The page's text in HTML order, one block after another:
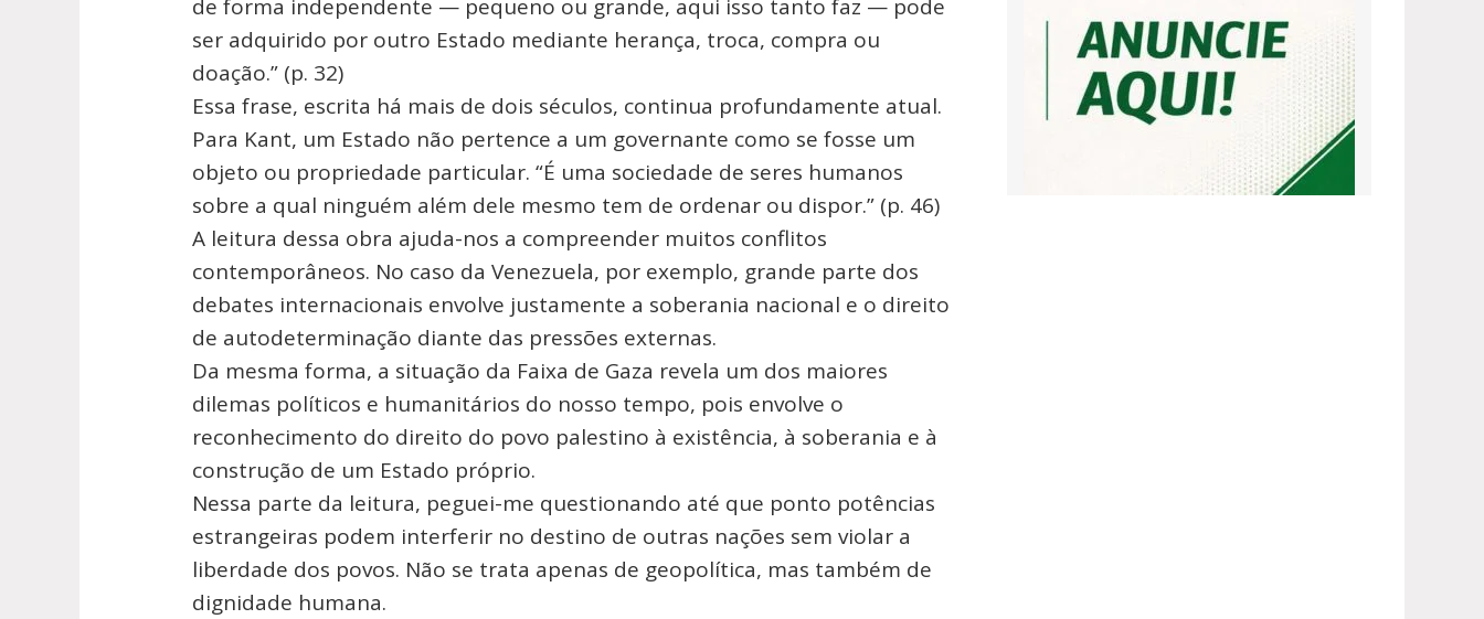
de forma independente — pequeno ou grande, aqui isso tanto faz — pode
ser adquirido por outro Estado mediante herança, troca, compra ou
doação.” (p. 32)
Essa frase, escrita há mais de dois séculos, continua profundamente atual.
Para Kant, um Estado não pertence a um governante como se fosse um
objeto ou propriedade particular. “É uma sociedade de seres humanos
sobre a qual ninguém além dele mesmo tem de ordenar ou dispor.” (p. 46)
A leitura dessa obra ajuda-nos a compreender muitos conflitos
contemporâneos. No caso da Venezuela, por exemplo, grande parte dos
debates internacionais envolve justamente a soberania nacional e o direito
de autodeterminação diante das pressões externas.
Da mesma forma, a situação da Faixa de Gaza revela um dos maiores
dilemas políticos e humanitários do nosso tempo, pois envolve o
reconhecimento do direito do povo palestino à existência, à soberania e à
construção de um Estado próprio.
Nessa parte da leitura, peguei-me questionando até que ponto potências
estrangeiras podem interferir no destino de outras nações sem violar a
liberdade dos povos. Não se trata apenas de geopolítica, mas também de
dignidade humana.